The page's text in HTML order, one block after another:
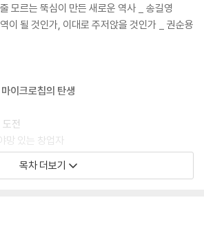
, 경영 철학은 물론 인간적인 면모까지 속속들
는 스티브 잡스가 열었고, 전기차 시대는 일론
AI 시대와 향후 우리가 마주할 놀라운 세상은
는 평가를 받는 젠슨 황의 전 세계 최초 공식 자
모르는 뚝심이 만든 새로운 역사 _ 송길영
이 될 것인가, 이대로 주저앉을 것인가 _ 권순용
이크로칩의 탄생
전
망 있는 창업자
의 여정
지느냐
압도하라
목차 더보기